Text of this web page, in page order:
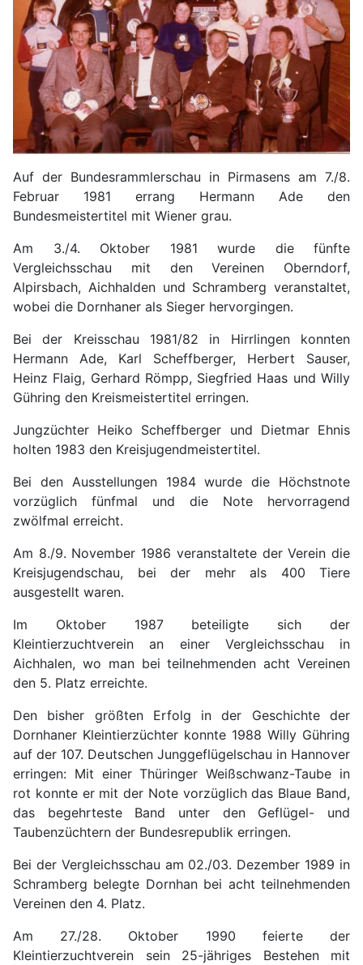
Auf der Bundesrammlerschau in Pirmasens am 7./8.
Februar 1981 errang Hermann Ade den
Bundesmeistertitel mit Wiener grau.
Am 3./4. Oktober 1981 wurde die fünfte
Vergleichsschau mit den Vereinen Oberndorf,
Alpirsbach, Aichhalden und Schramberg veranstaltet,
wobei die Dornhaner als Sieger hervorgingen.
Bei der Kreisschau 1981/82 in Hirrlingen konnten
Hermann Ade, Karl Scheffberger, Herbert Sauser,
Heinz Flaig, Gerhard Römpp, Siegfried Haas und Willy
Gühring den Kreismeistertitel erringen.
Jungzüchter Heiko Scheffberger und Dietmar Ehnis
holten 1983 den Kreisjugendmeistertitel.
Bei den Ausstellungen 1984 wurde die Höchstnote
vorzüglich fünfmal und die Note hervorragend
zwölfmal erreicht.
Am 8./9. November 1986 veranstaltete der Verein die
Kreisjugendschau, bei der mehr als 400 Tiere
ausgestellt waren.
Im Oktober 1987 beteiligte sich der
Kleintierzuchtverein an einer Vergleichsschau in
Aichhalen, wo man bei teilnehmenden acht Vereinen
den 5. Platz erreichte.
Den bisher größten Erfolg in der Geschichte der
Dornhaner Kleintierzüchter konnte 1988 Willy Gühring
auf der 107. Deutschen Junggeflügelschau in Hannover
erringen: Mit einer Thüringer Weißschwanz-Taube in
rot konnte er mit der Note vorzüglich das Blaue Band,
das begehrteste Band unter den Geflügel- und
Taubenzüchtern der Bundesrepublik erringen.
Bei der Vergleichsschau am 02./03. Dezember 1989 in
Schramberg belegte Dornhan bei acht teilnehmenden
Vereinen den 4. Platz.
Am 27./28. Oktober 1990 feierte der
Kleintierzuchtverein sein 25-jähriges Bestehen mit